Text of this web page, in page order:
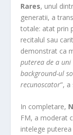
Rares, unul
generatii, a
totale: atat prin
recitalul sau
demonstrat ca
puterea de a
background-ul
recunoscator”,
In completare,
FM, a moderat
intelege